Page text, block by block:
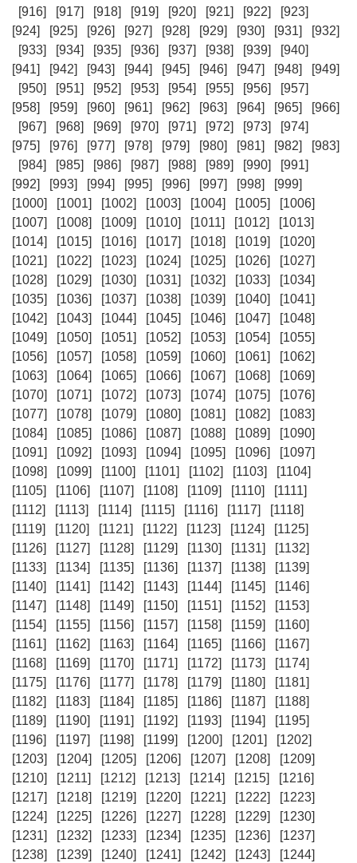
[916] [917] [918] [919] [920] [921] [922]
[923]
[924]
[925] [926] [927] [928] [929] [930] [931]
[932]
[933]
[934] [935] [936] [937] [938] [939]
[940]
[941]
[942] [943] [944] [945] [946] [947] [948]
[949]
[950]
[951] [952] [953] [954] [955] [956]
[957]
[958]
[959] [960] [961] [962] [963] [964] [965]
[966]
[967]
[968] [969] [970] [971] [972] [973]
[974]
[975]
[976] [977] [978] [979] [980] [981] [982]
[983]
[984]
[985] [986] [987] [988] [989] [990]
[991]
[992]
[993] [994] [995] [996] [997] [998]
[999]
[1000]
[1001] [1002] [1003] [1004] [1005]
[1006]
[1007]
[1008] [1009] [1010] [1011] [1012]
[1013]
[1014]
[1015] [1016] [1017] [1018] [1019]
[1020]
[1021]
[1022] [1023] [1024] [1025] [1026]
[1027]
[1028]
[1029] [1030] [1031] [1032] [1033]
[1034]
[1035]
[1036] [1037] [1038] [1039] [1040]
[1041]
[1042]
[1043] [1044] [1045] [1046] [1047]
[1048]
[1049]
[1050] [1051] [1052] [1053] [1054]
[1055]
[1056]
[1057] [1058] [1059] [1060] [1061]
[1062]
[1063]
[1064] [1065] [1066] [1067] [1068]
[1069]
[1070]
[1071] [1072] [1073] [1074] [1075]
[1076]
[1077]
[1078] [1079] [1080] [1081] [1082]
[1083]
[1084]
[1085] [1086] [1087] [1088] [1089]
[1090]
[1091]
[1092] [1093] [1094] [1095] [1096]
[1097]
[1098]
[1099] [1100] [1101] [1102] [1103]
[1104]
[1105]
[1106] [1107] [1108] [1109] [1110]
[1111]
[1112]
[1113] [1114] [1115] [1116] [1117]
[1118]
[1119]
[1120] [1121] [1122] [1123] [1124]
[1125]
[1126]
[1127] [1128] [1129] [1130] [1131]
[1132]
[1133]
[1134] [1135] [1136] [1137] [1138]
[1139]
[1140]
[1141] [1142] [1143] [1144] [1145]
[1146]
[1147]
[1148] [1149] [1150] [1151] [1152]
[1153]
[1154]
[1155] [1156] [1157] [1158] [1159]
[1160]
[1161]
[1162] [1163] [1164] [1165] [1166]
[1167]
[1168]
[1169] [1170] [1171] [1172] [1173]
[1174]
[1175]
[1176] [1177] [1178] [1179] [1180]
[1181]
[1182]
[1183] [1184] [1185] [1186] [1187]
[1188]
[1189]
[1190] [1191] [1192] [1193] [1194]
[1195]
[1196]
[1197] [1198] [1199] [1200] [1201]
[1202]
[1203]
[1204] [1205] [1206] [1207] [1208]
[1209]
[1210]
[1211] [1212] [1213] [1214] [1215]
[1216]
[1217]
[1218] [1219] [1220] [1221] [1222]
[1223]
[1224]
[1225] [1226] [1227] [1228] [1229]
[1230]
[1231]
[1232] [1233] [1234] [1235] [1236]
[1237]
[1238]
[1239] [1240] [1241] [1242] [1243]
[1244]